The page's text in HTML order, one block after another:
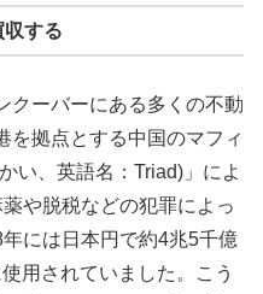
する
クーバーにある多くの不動
を拠点とする中国のマフィ
い、英語名：Triad)」によ
や脱税などの犯罪によっ
には日本円で約4兆5千億
用されていました。こう